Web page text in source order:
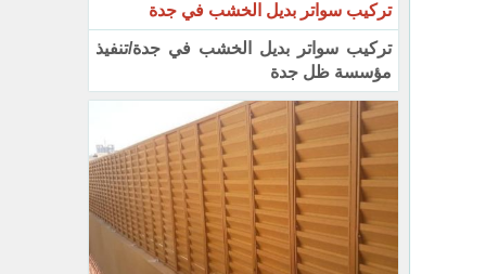
تركيب سواتر بديل الخشب في جدة
تركيب سواتر بديل الخشب في جدة/تنفيذ
مؤسسة ظل جدة